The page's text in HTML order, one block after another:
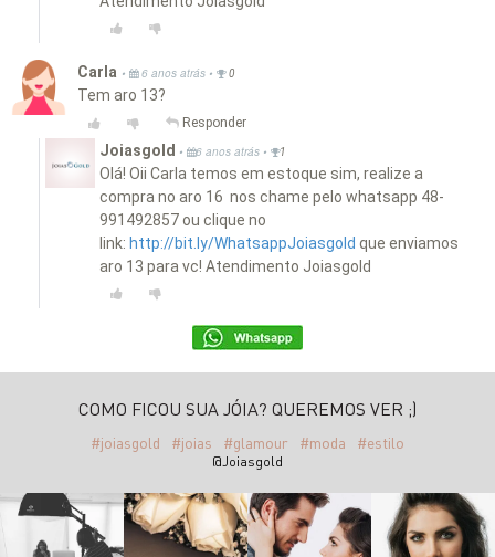
Carla • 6 anos atrás • 0
Tem aro 13?
Responder
Joiasgold • 6 anos atrás • 1
Olá! Oii Carla temos em estoque sim, realize a
compra no aro 16 nos chame pelo whatsapp 48-
991492857 ou clique no
link: http://bit.ly/WhatsappJoiasgold que enviamos
aro 13 para vc! Atendimento Joiasgold
COMO FICOU SUA JÓIA? QUEREMOS VER ;)
#joiasgold #joias #glamour #moda #estilo
@Joiasgold